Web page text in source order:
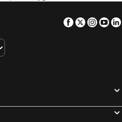
Roata 1
Facebook
Twitter